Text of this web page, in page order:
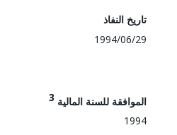
تاريخ النفاذ
1994/06/29
الموافقة للسنة المالية 3
1994